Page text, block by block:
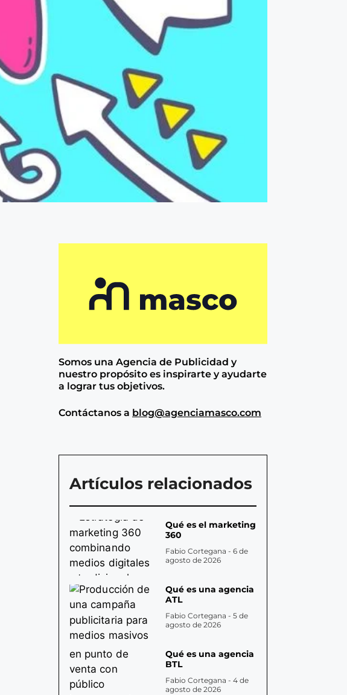
Somos una Agencia de Publicidad y
nuestro propósito es inspirarte y ayudarte
a lograr tus objetivos.
Contáctanos a blog@agenciamasco.com
Artículos relacionados
Qué es el marketing
360
Fabio Cortegana 6 de
agosto de 2026
Qué es una agencia
ATL
Fabio Cortegana 5 de
agosto de 2026
Qué es una agencia
BTL
Fabio Cortegana 4 de
agosto de 2026